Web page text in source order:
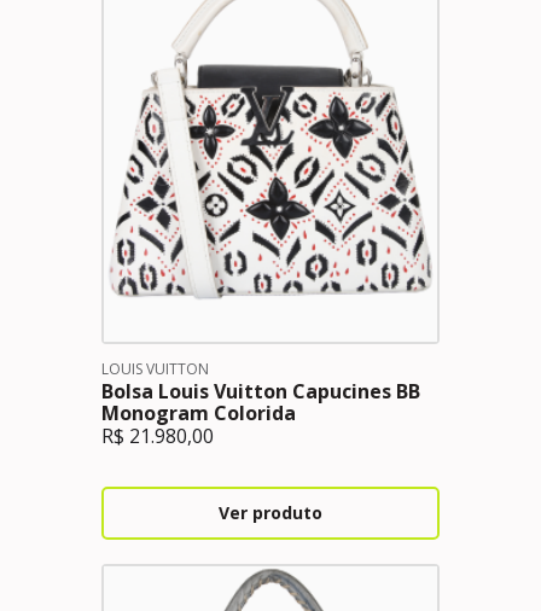
LOUIS VUITTON
Bolsa Louis Vuitton Capucines BB
Monogram Colorida
R$ 21.980,00
Ver produto